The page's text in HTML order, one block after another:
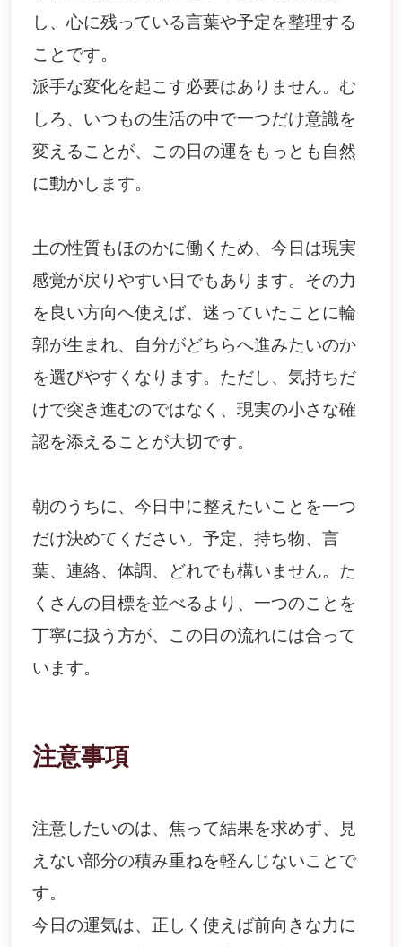
し、心に残っている言葉や予定を整理する
ことです。
派手な変化を起こす必要はありません。む
しろ、いつもの生活の中で一つだけ意識を
変えることが、この日の運をもっとも自然
に動かします。
土の性質もほのかに働くため、今日は現実
感覚が戻りやすい日でもあります。その力
を良い方向へ使えば、迷っていたことに輪
郭が生まれ、自分がどちらへ進みたいのか
を選びやすくなります。ただし、気持ちだ
けで突き進むのではなく、現実の小さな確
認を添えることが大切です。
朝のうちに、今日中に整えたいことを一つ
だけ決めてください。予定、持ち物、言
葉、連絡、体調、どれでも構いません。た
くさんの目標を並べるより、一つのことを
丁寧に扱う方が、この日の流れには合って
います。
注意事項
注意したいのは、焦って結果を求めず、見
えない部分の積み重ねを軽んじないことで
す。
今日の運気は、正しく使えば前向きな力に